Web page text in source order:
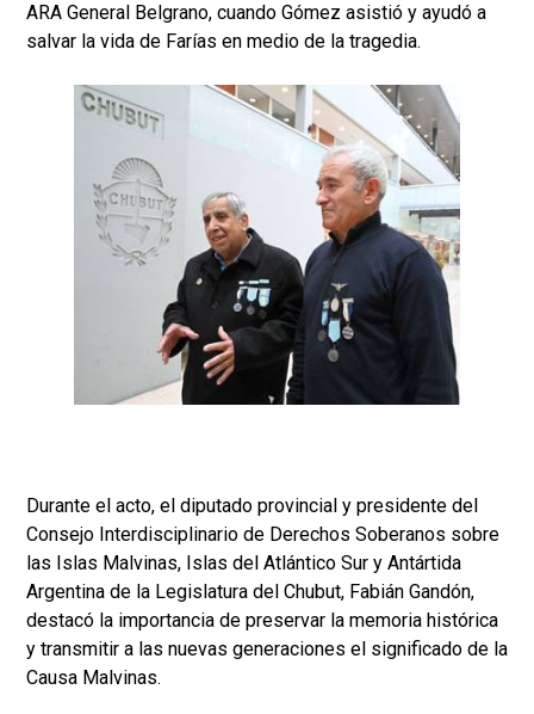
ARA General Belgrano, cuando Gómez asistió y ayudó a
salvar la vida de Farías en medio de la tragedia.
Durante el acto, el diputado provincial y presidente del
Consejo Interdisciplinario de Derechos Soberanos sobre
las Islas Malvinas, Islas del Atlántico Sur y Antártida
Argentina de la Legislatura del Chubut, Fabián Gandón,
destacó la importancia de preservar la memoria histórica
y transmitir a las nuevas generaciones el significado de la
Causa Malvinas.